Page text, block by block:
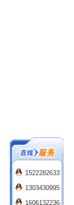
1522282633
1303430995
1606132236